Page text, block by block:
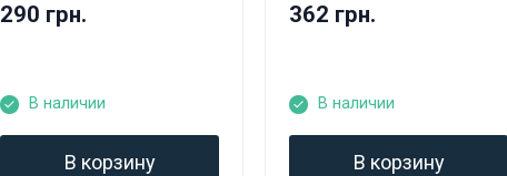
290 грн.
В наличии
В корзину
362 грн.
В наличии
В корзину